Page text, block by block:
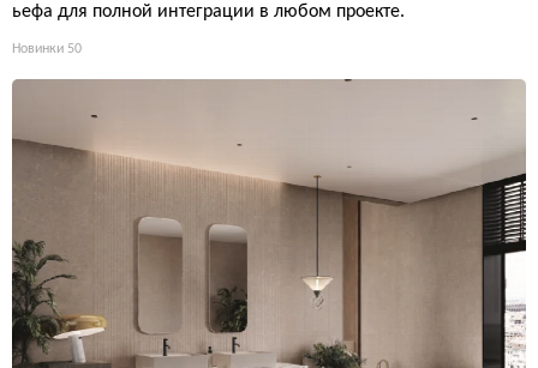
ьефа для полной интеграции в любом проекте.
Новинки 50